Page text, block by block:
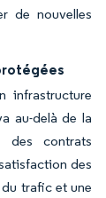
de nouvelles
infrastructure
au-delà de la
des contrats
des
trafic et une